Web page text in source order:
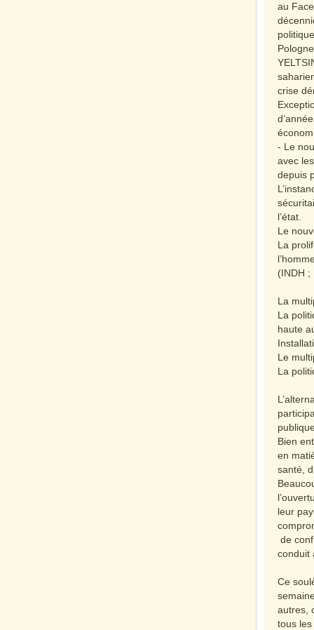
au
crise
- Le
avec
depuis
l’état.
Le
La
(INDH ;
La
La
haute
Le
La
Bien
en
santé,
leur
de
conduit
Ce
autres,
tous les